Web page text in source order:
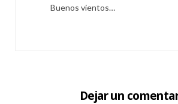
Buenos vientos…
Dejar un